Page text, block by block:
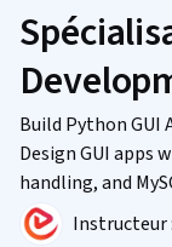
Build Python GUI
Design GUI apps
handling, and
Instructeur :